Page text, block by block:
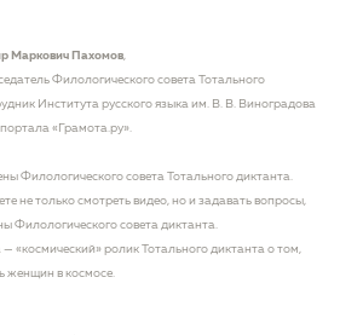
Маркович Пахомов,
Филологического совета Тотального
Института русского языка им. В. В. Виноградова
«Грамота.ру».
Филологического совета Тотального диктанта.
не только смотреть видео, но и задавать вопросы,
Филологического совета диктанта.
«космический» ролик Тотального диктанта о том,
женщин в космосе.